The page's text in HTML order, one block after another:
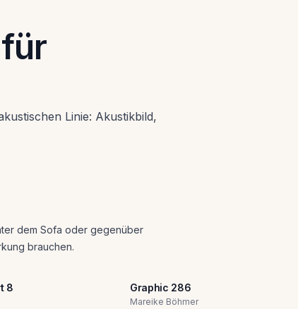
Linie: Akustikbild,
dem Sofa oder gegenüber
brauchen.
8 Graphic 286
Mareike Böhmer